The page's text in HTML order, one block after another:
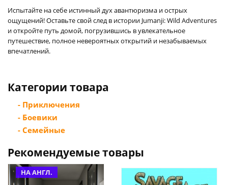
Испытайте на себе истинный дух авантюризма и острых
ощущений! Оставьте свой след в истории Jumanji: Wild Adventures
и откройте путь домой, погрузившись в увлекательное
путешествие, полное невероятных открытий и незабываемых
впечатлений.
Категории товара
- Приключения
- Боевики
- Семейные
Рекомендуемые товары
НА АНГЛ.